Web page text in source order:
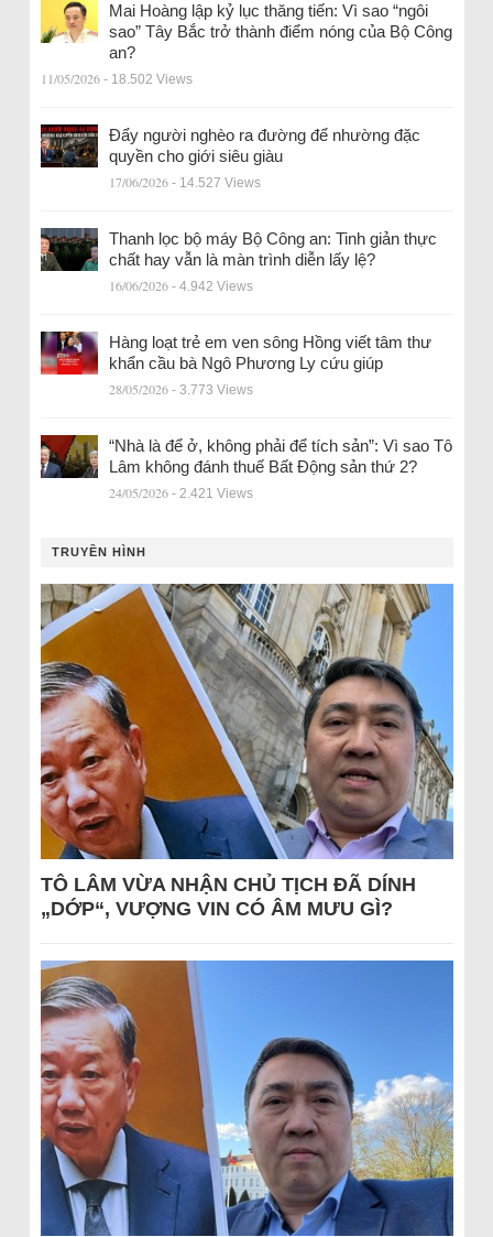
Mai Hoàng lập kỷ lục thăng tiến: Vì sao “ngôi
sao” Tây Bắc trở thành điểm nóng của Bộ Công
an?
11/05/2026 - 18.502 Views
Đẩy người nghèo ra đường để nhường đặc
quyền cho giới siêu giàu
17/06/2026 - 14.527 Views
Thanh lọc bộ máy Bộ Công an: Tinh giản thực
chất hay vẫn là màn trình diễn lấy lệ?
16/06/2026 - 4.942 Views
Hàng loạt trẻ em ven sông Hồng viết tâm thư
khẩn cầu bà Ngô Phương Ly cứu giúp
28/05/2026 - 3.773 Views
“Nhà là để ở, không phải để tích sản”: Vì sao Tô
Lâm không đánh thuế Bất Động sản thứ 2?
24/05/2026 - 2.421 Views
TRUYỀN HÌNH
TÔ LÂM VỪA NHẬN CHỦ TỊCH ĐÃ DÍNH
„DỚP“, VƯỢNG VIN CÓ ÂM MƯU GÌ?